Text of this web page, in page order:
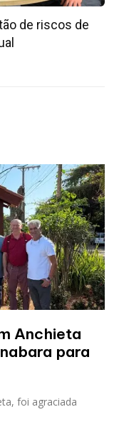
de riscos de
Anchieta
para
foi agraciada